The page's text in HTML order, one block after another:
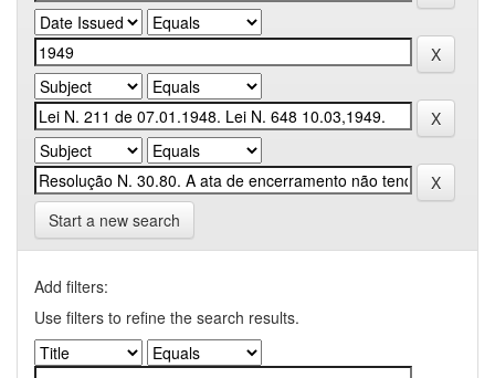
Start a new search
Add filters:
Use filters to refine the search results.